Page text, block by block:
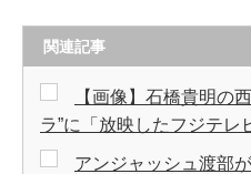
関連記事
【画像】石橋貴明の
ラ”に「放映したフジテレ
アンジャッシュ渡部